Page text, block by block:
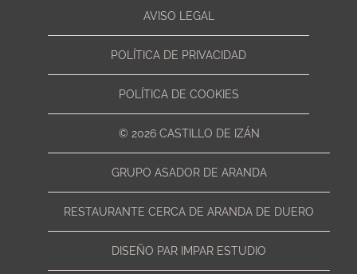
AVISO LEGAL
POLÍTICA DE PRIVACIDAD
POLÍTICA DE COOKIES
© 2026 CASTILLO DE IZÁN
GRUPO ASADOR DE ARANDA
RESTAURANTE CERCA DE ARANDA DE DUERO
DISEÑO PAR IMPAR ESTUDIO